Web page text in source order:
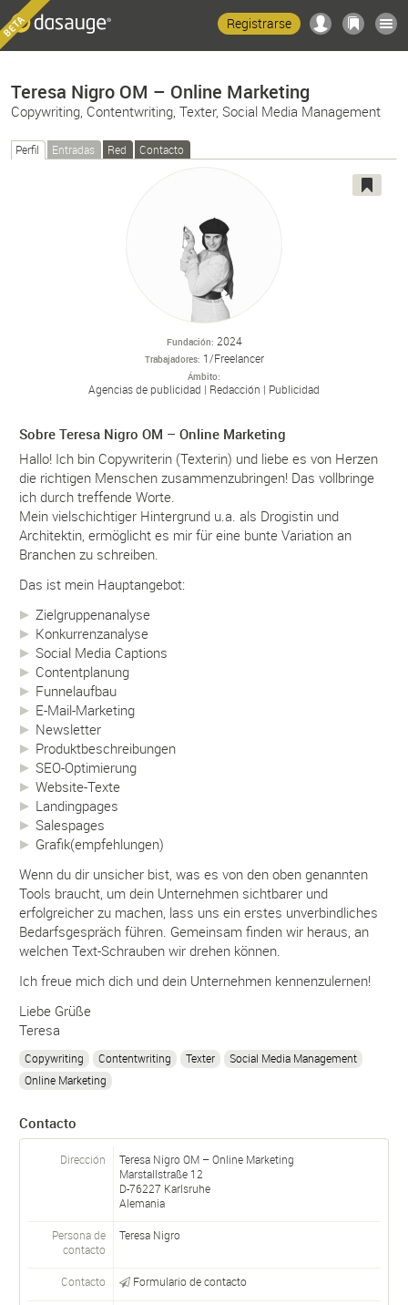
Registrarse
Teresa Nigro OM – Online Marketing
Copywriting, Contentwriting, Texter, Social Media Management
Perfil Entradas Red Contacto
Fundación 2024
Trabajadores 1/Freelancer
Ámbito
Agencias de publicidad Redacción Publicidad
Sobre Teresa Nigro OM – Online Marketing
Hallo! Ich bin Copywriterin (Texterin) und liebe es von Herzen
die richtigen Menschen zusammenzubringen! Das vollbringe
ich durch treffende Worte.
Mein vielschichtiger Hintergrund u.a. als Drogistin und
Architektin, ermöglicht es mir für eine bunte Variation an
Branchen zu schreiben.
Das ist mein Hauptangebot:
Zielgruppenanalyse
Konkurrenzanalyse
Social Media Captions
Contentplanung
Funnelaufbau
E-Mail-Marketing
Newsletter
Produktbeschreibungen
SEO-Optimierung
Website-Texte
Landingpages
Salespages
Grafik(empfehlungen)
Wenn du dir unsicher bist, was es von den oben genannten
Tools braucht, um dein Unternehmen sichtbarer und
erfolgreicher zu machen, lass uns ein erstes unverbindliches
Bedarfsgespräch führen. Gemeinsam finden wir heraus, an
welchen Text-Schrauben wir drehen können.
Ich freue mich dich und dein Unternehmen kennenzulernen!
Liebe Grüße
Teresa
Copywriting Contentwriting Texter
Social Media Management
Online Marketing
Contacto
Dirección
Teresa Nigro OM – Online Marketing
Marstallstraße 12
D-76227 Karlsruhe
Alemania
Persona de
contacto
Teresa Nigro
Contacto Formulario de contacto